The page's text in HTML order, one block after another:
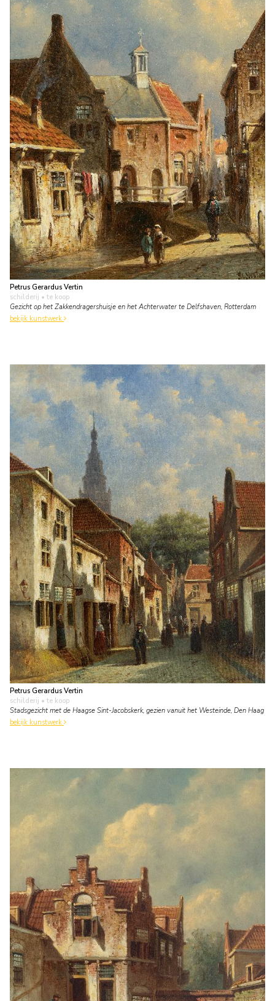
Petrus Gerardus Vertin
schilderij • te koop
Gezicht op het Zakkendragershuisje en het Achterwater te Delfshaven, Rotterdam
bekijk kunstwerk
Petrus Gerardus Vertin
schilderij • te koop
Stadsgezicht met de Haagse Sint-Jacobskerk, gezien vanuit het Westeinde, Den Haag
bekijk kunstwerk